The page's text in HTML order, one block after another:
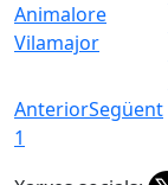
Animalore
Vilamajor
AnteriorSegüent
1